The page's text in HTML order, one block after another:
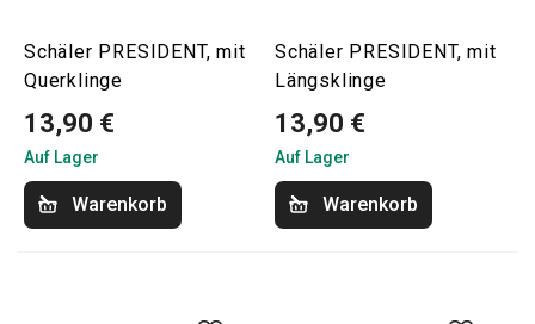
Schäler PRESIDENT, mit
Querklinge
13,90 €
Auf Lager
Warenkorb
Schäler PRESIDENT, mit
Längsklinge
13,90 €
Auf Lager
Warenkorb